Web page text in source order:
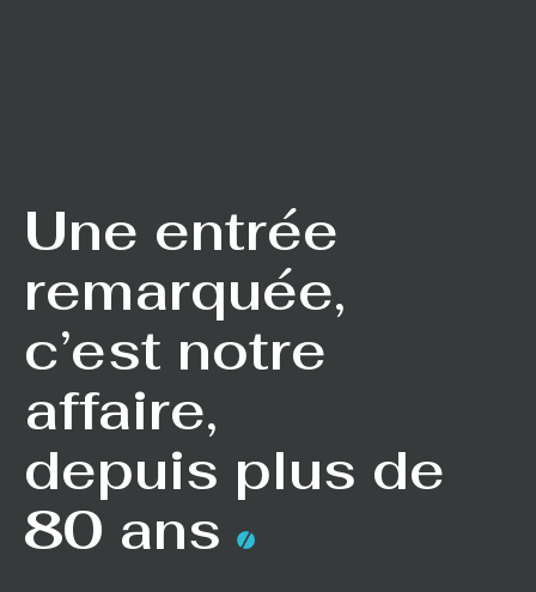
Une entrée
remarquée,
c’est notre
affaire,
depuis plus de
80 ans